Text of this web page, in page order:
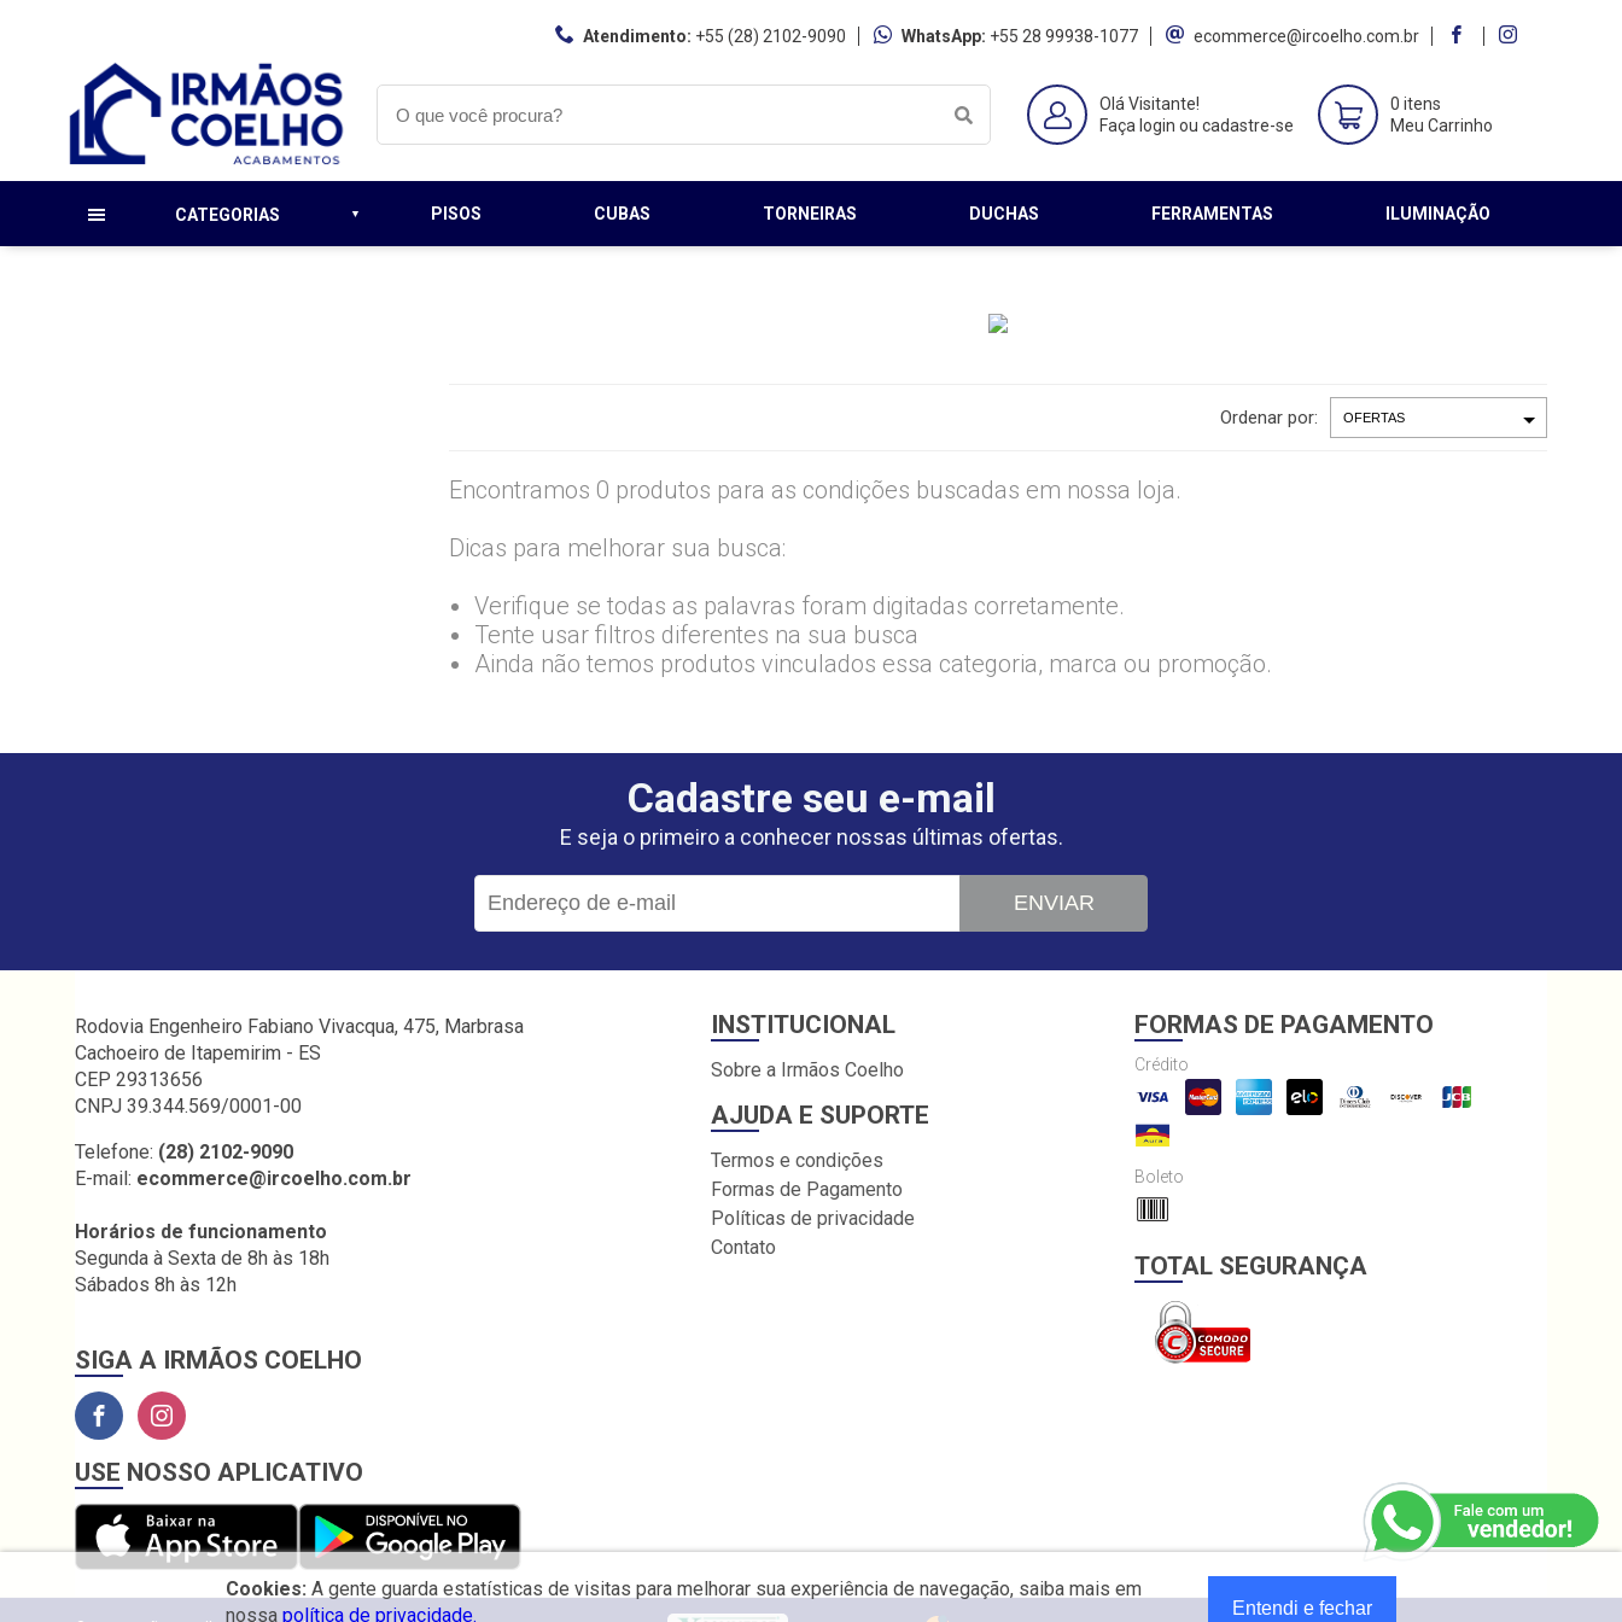
Atendimento: +55 (28) 2102-9090 WhatsApp: +55 28 99938-1077 ecommerce@ircoelho.com.br
Olá Visitante!
Faça login ou cadastre-se
0 itens
Meu Carrinho
CATEGORIAS PISOS CUBAS TORNEIRAS DUCHAS FERRAMENTAS ILUMINAÇÃO
Ordenar por:
Encontramos 0 produtos para as condições buscadas em nossa loja.
Dicas para melhorar sua busca:
Verifique se todas as palavras foram digitadas corretamente.
Tente usar filtros diferentes na sua busca
Ainda não temos produtos vinculados essa categoria, marca ou promoção.
Cadastre seu e-mail
E seja o primeiro a conhecer nossas últimas ofertas.
ENVIAR
Rodovia Engenheiro Fabiano Vivacqua, 475, Marbrasa
Cachoeiro de Itapemirim - ES
CEP 29313656
CNPJ 39.344.569/0001-00
Telefone: (28) 2102-9090
E-mail: ecommerce@ircoelho.com.br
Horários de funcionamento
Segunda à Sexta de 8h às 18h
Sábados 8h às 12h
SIGA A IRMÃOS COELHO
INSTITUCIONAL
Sobre a Irmãos Coelho
AJUDA E SUPORTE
Termos e condições
Formas de Pagamento
Políticas de privacidade
Contato
FORMAS DE PAGAMENTO
Crédito
Boleto
TOTAL SEGURANÇA
USE NOSSO APLICATIVO
Cookies: A gente guarda estatísticas de visitas para melhorar sua experiência de navegação, saiba mais em
nossa política de privacidade. Entendi e fechar